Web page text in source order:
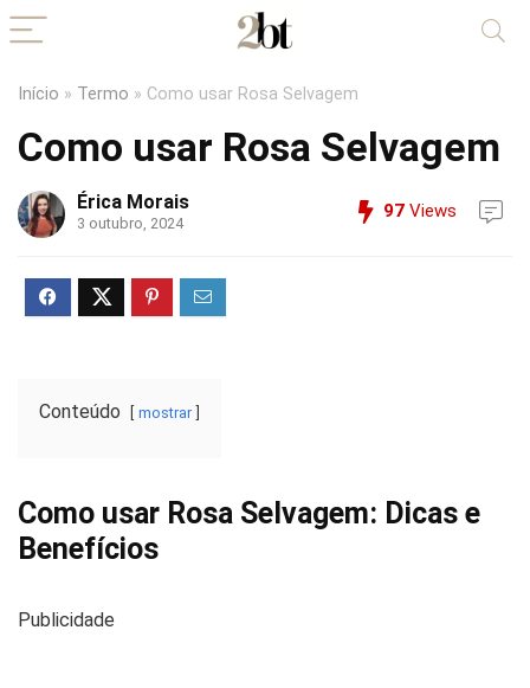
Início » Termo » Como usar Rosa Selvagem
Como usar Rosa Selvagem
Érica Morais
3 outubro, 2024
97 Views
Conteúdo mostrar
Como usar Rosa Selvagem: Dicas e
Benefícios
Publicidade